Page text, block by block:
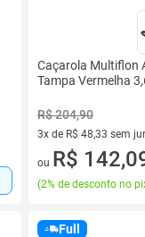
Caçarola Multiflon
Tampa Vermelha
R$ 204,90
3x de R$ 48,33 sem
3 vez de R$ 48,33 sem
ou R$
(2% de desconto no
Full